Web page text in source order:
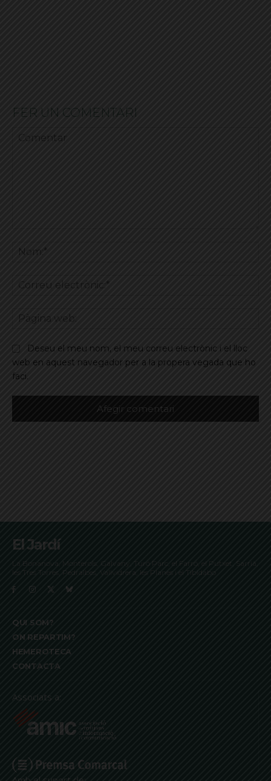
FER UN COMENTARI
Deseu el meu nom, el meu correu electrònic i el lloc
web en aquest navegador per a la propera vegada que ho
faci.
El Jardí
La Bonanova, Monterols, Galvany, Turó Parc, el Farró, el Putxet, Sarrià,
les Tres Torres, Pedralbes, Vallvidrera, les Planes i el Tibidabo
QUI SOM?
ON REPARTIM?
HEMEROTECA
CONTACTA
Associats a: